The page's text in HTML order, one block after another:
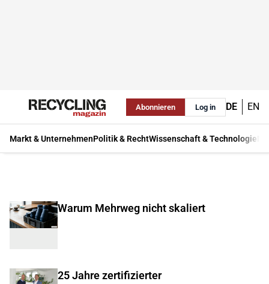
Abonnieren Log in DE EN
Markt & UnternehmenPolitik & RechtWissenschaft & Technologie
Warum Mehrweg nicht skaliert
25 Jahre zertifizierter